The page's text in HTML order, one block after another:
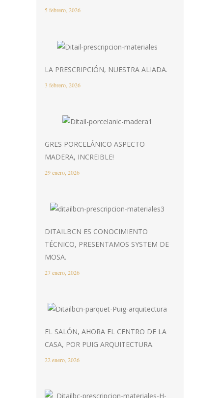
5 febrero, 2026
LA PRESCRIPCIÓN, NUESTRA ALIADA.
3 febrero, 2026
GRES PORCELÁNICO ASPECTO
MADERA, INCREIBLE!
29 enero, 2026
DITAILBCN ES CONOCIMIENTO
TÉCNICO, PRESENTAMOS SYSTEM DE
MOSA.
27 enero, 2026
EL SALÓN, AHORA EL CENTRO DE LA
CASA, POR PUIG ARQUITECTURA.
22 enero, 2026